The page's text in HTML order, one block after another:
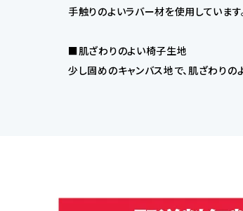
手触りのよいラバー材を使用していま
■肌ざわりのよい椅子生地
少し固めのキャンバス地で、肌ざわりの